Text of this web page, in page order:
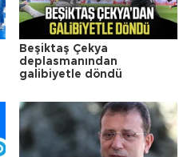
Beşiktaş Çekya
deplasmanından
galibiyetle döndü